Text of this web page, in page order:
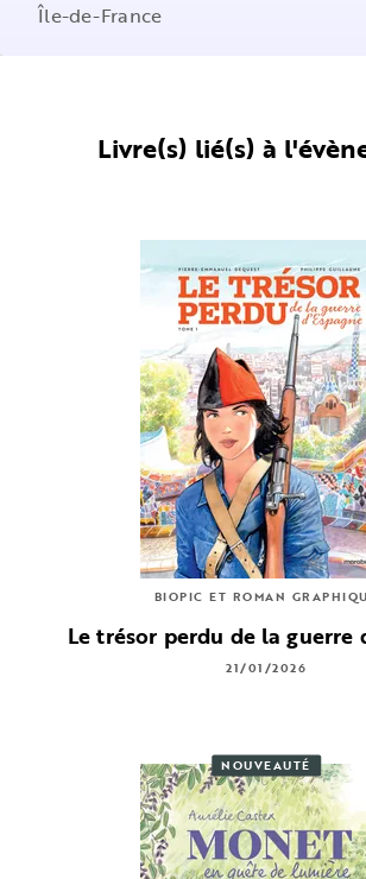
Île-de-France
Livre(s) lié(s) à
BIOPIC ET ROMAN
Le trésor perdu de la guerre
21/01/2026
NOUVEAUTÉ